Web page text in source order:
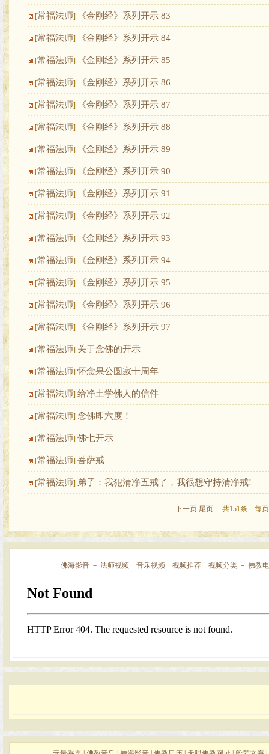
[常福法师] 《金刚经》系列开示 83
[常福法师] 《金刚经》系列开示 84
[常福法师] 《金刚经》系列开示 85
[常福法师] 《金刚经》系列开示 86
[常福法师] 《金刚经》系列开示 87
[常福法师] 《金刚经》系列开示 88
[常福法师] 《金刚经》系列开示 89
[常福法师] 《金刚经》系列开示 90
[常福法师] 《金刚经》系列开示 91
[常福法师] 《金刚经》系列开示 92
[常福法师] 《金刚经》系列开示 93
[常福法师] 《金刚经》系列开示 94
[常福法师] 《金刚经》系列开示 95
[常福法师] 《金刚经》系列开示 96
[常福法师] 《金刚经》系列开示 97
[常福法师] 关于念佛的开示
[常福法师]怀念果公圆寂十周年
[常福法师] 给净土学佛人的信件
[常福法师] 念佛即六度！
[常福法师] 佛七开示
[常福法师] 菩萨戒
[常福法师] 弟子：我犯清净五戒了，我很想守持清净戒!
下一页 尾页共151条 每页
佛海影音 － 法师视频 音乐视频 视频推荐 视频分类 － 佛教